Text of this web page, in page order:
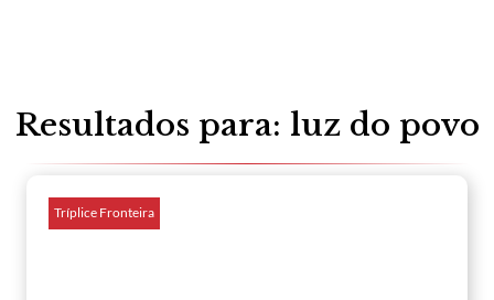
Resultados para: luz do povo
Tríplice Fronteira